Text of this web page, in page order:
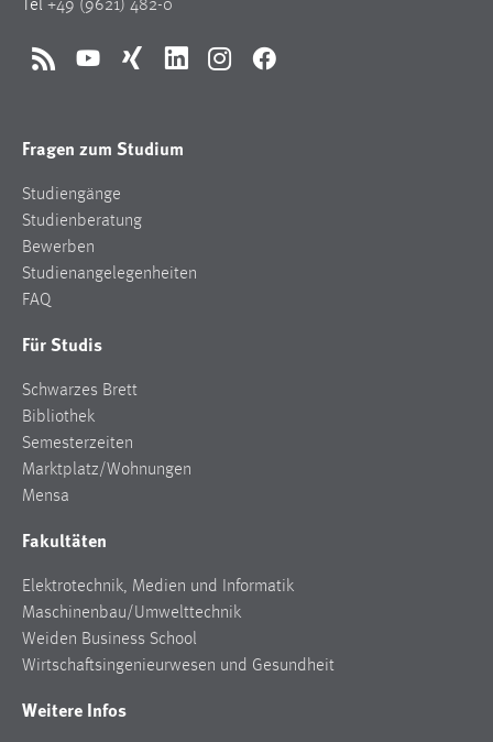
Tel +49 (9621) 482-0
RSS YouTubeXing LinkedInInstagramFacebook
Fragen zum Studium
Studiengänge
Studienberatung
Bewerben
Studienangelegenheiten
FAQ
Für Studis
Schwarzes Brett
Bibliothek
Semesterzeiten
Marktplatz/Wohnungen
Mensa
Fakultäten
Elektrotechnik, Medien und Informatik
Maschinenbau/Umwelttechnik
Weiden Business School
Wirtschaftsingenieurwesen und Gesundheit
Weitere Infos